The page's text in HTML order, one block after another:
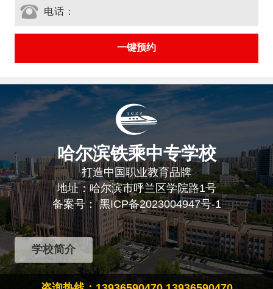
电话：
哈尔滨铁乘中专学校
打造中国职业教育品牌
地址：哈尔滨市呼兰区学院路1号
备案号：黑ICP备2023004947号-1
学校简介